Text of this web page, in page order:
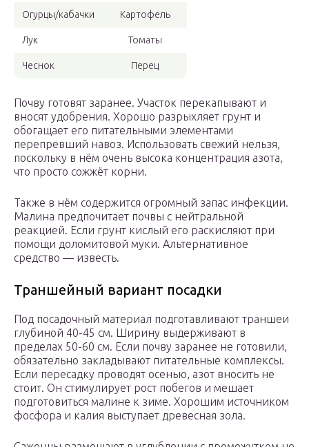
Огурцы/кабачки Картофель
Лук Томаты
Чеснок Перец
Почву готовят заранее. Участок перекапывают и
вносят удобрения. Хорошо разрыхляет грунт и
обогащает его питательными элементами
перепревший навоз. Использовать свежий нельзя,
поскольку в нём очень высока концентрация азота,
что просто сожжёт корни.
Также в нём содержится огромный запас инфекции.
Малина предпочитает почвы с нейтральной
реакцией. Если грунт кислый его раскисляют при
помощи доломитовой муки. Альтернативное
средство — известь.
Траншейный вариант посадки
Под посадочный материал подготавливают траншеи
глубиной 40-45 см. Ширину выдерживают в
пределах 50-60 см. Если почву заранее не готовили,
обязательно закладывают питательные комплексы.
Если пересадку проводят осенью, азот вносить не
стоит. Он стимулирует рост побегов и мешает
подготовиться малине к зиме. Хорошим источником
фосфора и калия выступает древесная зола.